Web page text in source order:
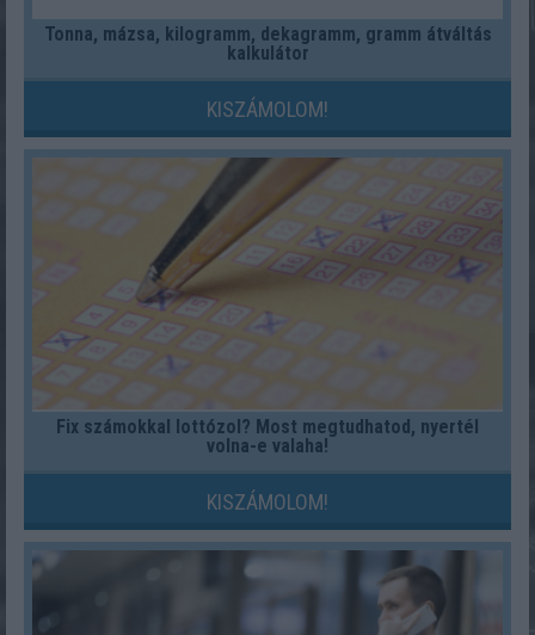
Tonna, mázsa, kilogramm, dekagramm, gramm átváltás
kalkulátor
KISZÁMOLOM!
Fix számokkal lottózol? Most megtudhatod, nyertél
volna-e valaha!
KISZÁMOLOM!